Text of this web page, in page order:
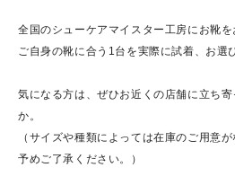
全国のシューケアマイスター工房にお靴を
ご自身の靴に合う1台を実際に試着、お選
気になる方は、ぜひお近くの店舗に立ち
か。
（サイズや種類によっては在庫のご用意
予めご了承ください。）